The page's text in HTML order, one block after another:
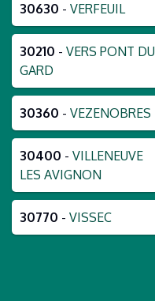
30630 - VERFEUIL
30210 - VERS PONT DU
GARD
30360 - VEZENOBRES
30400 - VILLENEUVE
LES AVIGNON
30770 - VISSEC